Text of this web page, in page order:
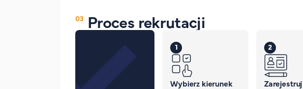
Proces rekrutacji
1
Wybierz kierunek
2